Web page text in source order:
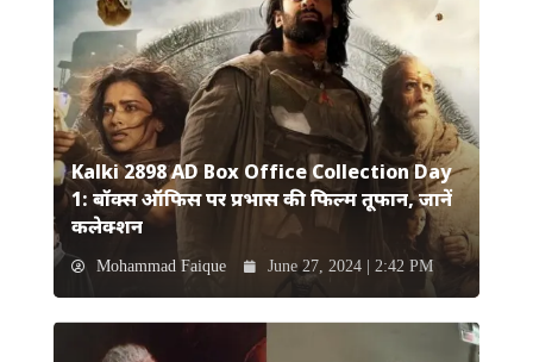
Kalki 2898 AD Box Office Collection Day
1: बॉक्स ऑफिस पर प्रभास की फिल्म तूफान, जानें
कलेक्शन
Mohammad Faique June 27, 2024 | 2:42 PM